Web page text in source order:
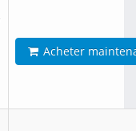
Acheter